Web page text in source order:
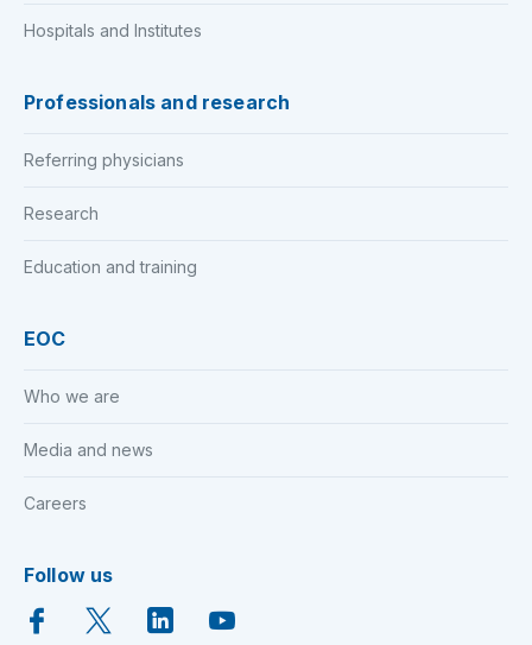
Hospitals and Institutes
Professionals and research
Referring physicians
Research
Education and training
EOC
Who we are
Media and news
Careers
Follow us